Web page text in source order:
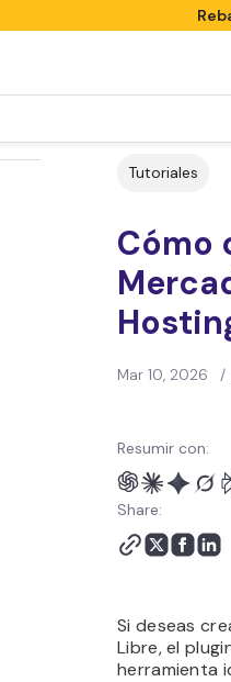
Tutoriales
Cómo
Mar 10, 2026 /
Resumir con:
Share:
Si deseas
Libre, el
herramienta